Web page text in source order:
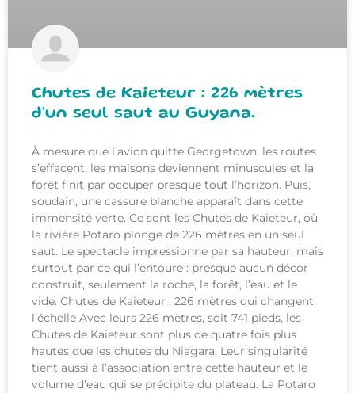
Chutes de Kaieteur : 226 mètres
d’un seul saut au Guyana.
À mesure que l’avion quitte Georgetown, les routes
s’effacent, les maisons deviennent minuscules et la
forêt finit par occuper presque tout l’horizon. Puis,
soudain, une cassure blanche apparaît dans cette
immensité verte. Ce sont les Chutes de Kaieteur, où
la rivière Potaro plonge de 226 mètres en un seul
saut. Le spectacle impressionne par sa hauteur, mais
surtout par ce qui l’entoure : presque aucun décor
construit, seulement la roche, la forêt, l’eau et le
vide. Chutes de Kaieteur : 226 mètres qui changent
l’échelle Avec leurs 226 mètres, soit 741 pieds, les
Chutes de Kaieteur sont plus de quatre fois plus
hautes que les chutes du Niagara. Leur singularité
tient aussi à l’association entre cette hauteur et le
volume d’eau qui se précipite du plateau. La Potaro